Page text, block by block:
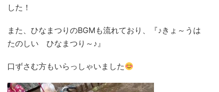
した！
また、ひなまつりのBGMも流れており、『♪きょ～うは
たのしい ひなまつり～♪』
口ずさむ方もいらっしゃいました